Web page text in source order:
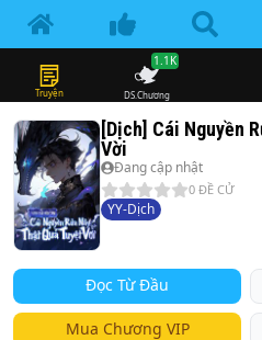
Truyện DS.Chương
1.1K
[Dịch] Cái Nguyền
Vời
Đang cập nhật
0 ĐỀ CỬ
YY-Dịch
Đọc Từ Đầu
Mua Chương VIP